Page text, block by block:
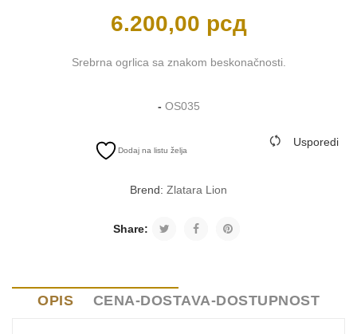
6.200,00 рсд
Srebrna ogrlica sa znakom beskonačnosti.
- OS035
Dodaj na listu želja
Usporedi
Brend: Zlatara Lion
Share:
OPIS CENA-DOSTAVA-DOSTUPNOST